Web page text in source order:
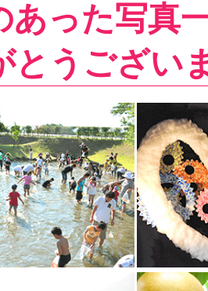
あった写真
とうござい